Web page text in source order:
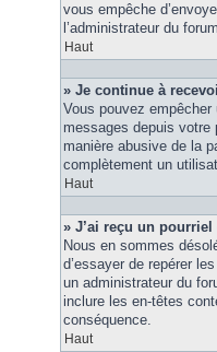
vous empêche
l’administrateur du
Haut
» Je continue à
Vous pouvez
messages depuis votre
manière abusive de la
complètement un
Haut
» J’ai reçu un
Nous en sommes
d’essayer de repérer
un administrateur du
inclure les en-têtes
conséquence.
Haut